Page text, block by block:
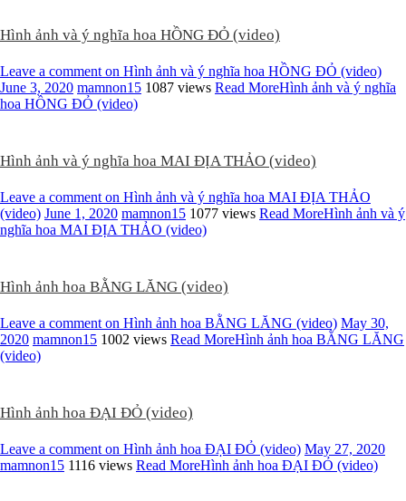
Hình ảnh và ý nghĩa hoa HỒNG ĐỎ (video)
Leave a comment on Hình ảnh và ý nghĩa hoa HỒNG ĐỎ (video)
June 3, 2020 mamnon15 1087 views Read MoreHình ảnh và ý nghĩa
hoa HỒNG ĐỎ (video)
Hình ảnh và ý nghĩa hoa MAI ĐỊA THẢO (video)
Leave a comment on Hình ảnh và ý nghĩa hoa MAI ĐỊA THẢO
(video) June 1, 2020 mamnon15 1077 views Read MoreHình ảnh và ý
nghĩa hoa MAI ĐỊA THẢO (video)
Hình ảnh hoa BẰNG LĂNG (video)
Leave a comment on Hình ảnh hoa BẰNG LĂNG (video) May 30,
2020 mamnon15 1002 views Read MoreHình ảnh hoa BẰNG LĂNG
(video)
Hình ảnh hoa ĐẠI ĐỎ (video)
Leave a comment on Hình ảnh hoa ĐẠI ĐỎ (video) May 27, 2020
mamnon15 1116 views Read MoreHình ảnh hoa ĐẠI ĐỎ (video)